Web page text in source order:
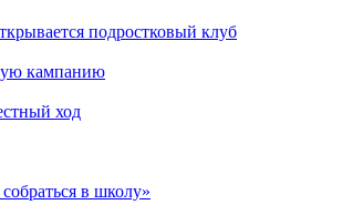
подростковый клуб
кампанию
ход
в школу»